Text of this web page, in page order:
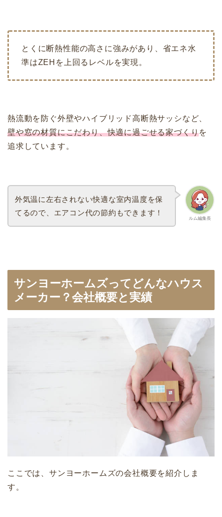
とくに断熱性能の高さに強みがあり、省エネ水
準はZEHを上回るレベルを実現。
熱流動を防ぐ外壁やハイブリッド高断熱サッシなど、
壁や窓の材質にこだわり、快適に過ごせる家づくりを
追求しています。
ルム編集長
外気温に左右されない快適な室内温度を保
てるので、エアコン代の節約もできます！
サンヨーホームズってどんなハウス
メーカー？会社概要と実績
ここでは、サンヨーホームズの会社概要を紹介しま
す。